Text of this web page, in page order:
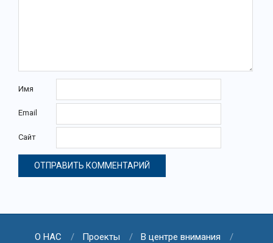
Имя
Email
Сайт
О НАС Проекты
В центре внимания